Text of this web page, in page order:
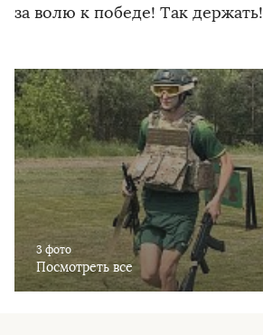
за волю к победе! Так держать!
3 фото
Посмотреть все